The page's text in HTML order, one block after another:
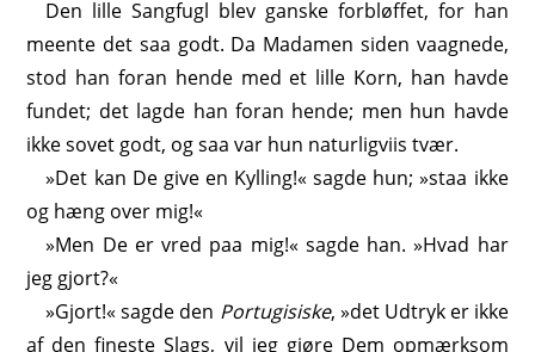
Den lille Sangfugl blev ganske forbløffet, for han
meente det saa godt. Da Madamen siden vaagnede,
stod han foran hende med et lille Korn, han havde
fundet; det lagde han foran hende; men hun havde
ikke sovet godt, og saa var hun naturligviis tvær.
»Det kan De give en Kylling!« sagde hun; »staa ikke
og hæng over mig!«
»Men De er vred paa mig!« sagde han. »Hvad har
jeg gjort?«
»Gjort!« sagde den Portugisiske, »det Udtryk er ikke
af den fineste Slags, vil jeg gjøre Dem opmærksom